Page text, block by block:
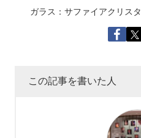
ガラス：サファイアクリス
この記事を書いた人